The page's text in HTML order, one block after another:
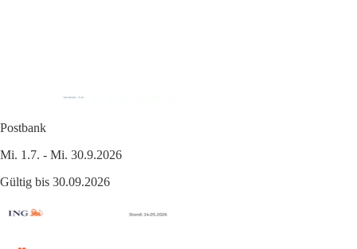
Postbank
Mi. 1.7. - Mi. 30.9.2026
Gültig bis 30.09.2026